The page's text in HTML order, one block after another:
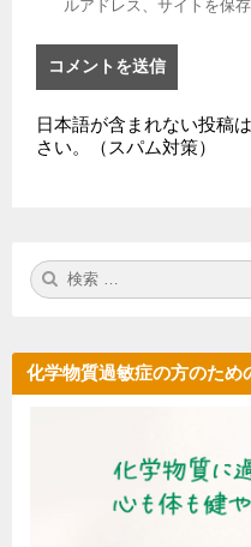
ルアドレス、サイトを保存
日本語が含まれない投稿
さい。（スパム対策）
検
索:
化学物質過敏症の方のため